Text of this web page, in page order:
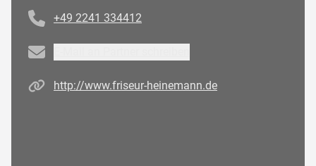
+49 2241 334412
Email
Homepagehttp://www.friseur-heinemann.de